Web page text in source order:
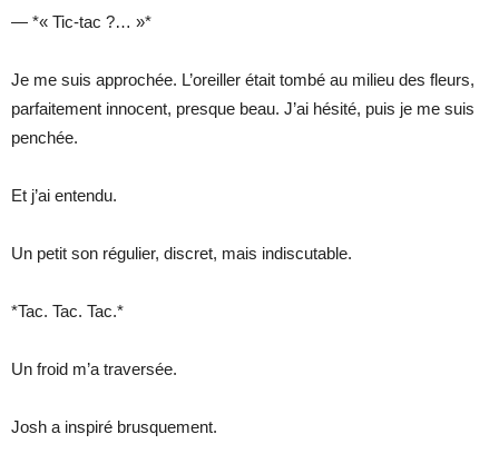
— *« Tic-tac ?… »*
Je me suis approchée. L’oreiller était tombé au milieu des fleurs,
parfaitement innocent, presque beau. J’ai hésité, puis je me suis
penchée.
Et j’ai entendu.
Un petit son régulier, discret, mais indiscutable.
*Tac. Tac. Tac.*
Un froid m’a traversée.
Josh a inspiré brusquement.